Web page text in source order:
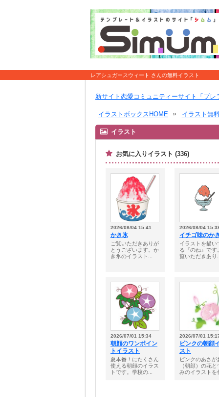
レアシュガースウィート さんの無料イラスト
新サイト恋愛コミュニティーサイト「ブレ
イラストボックスHOME イラスト無
イラスト
お気に入りイラスト (336)
2026/08/04 15:41
かき氷
ご覧いただきありが
とうございます。か
き氷のイラスト...
2026/08/04
イチゴ味のか
イラストを描い
る『のね』です
覧いただきあり
2026/07/01 15:34
朝顔のワンポイン
トイラスト
夏本番！にたくさん
使える朝顔のイラス
トです。学校の...
2026/07/01
ピンクの朝顔
スト
ピンクのあさが
（朝顔）の花と
みのイラストを